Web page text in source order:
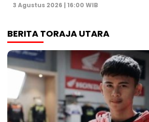
3 Agustus 2026 | 16:00 WIB
BERITA TORAJA UTARA